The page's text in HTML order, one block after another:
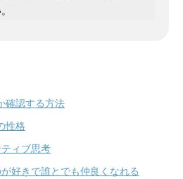
確認する方法
性格
ィブ思考
好きで誰とでも仲良くなれる